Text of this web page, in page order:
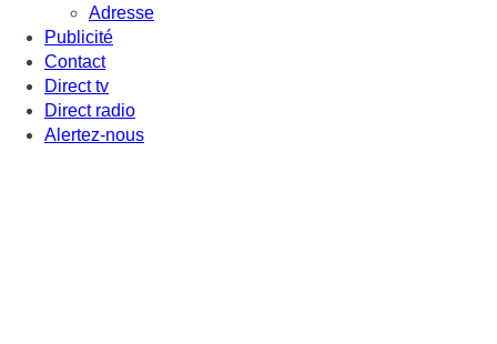
Adresse
Publicité
Contact
Direct tv
Direct radio
Alertez-nous